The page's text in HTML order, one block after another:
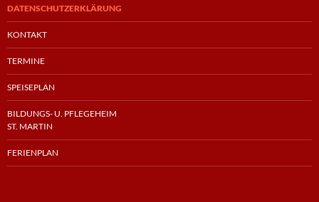
DATENSCHUTZERKLÄRUNG
KONTAKT
TERMINE
SPEISEPLAN
BILDUNGS- U. PFLEGEHEIM
ST. MARTIN
FERIENPLAN